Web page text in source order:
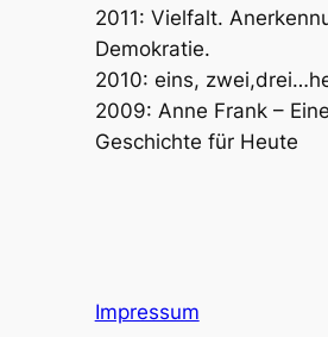
2011: Vielfalt.
Demokratie.
2010: eins,
2009: Anne Frank – Eine
Geschichte für Heute
Impressum